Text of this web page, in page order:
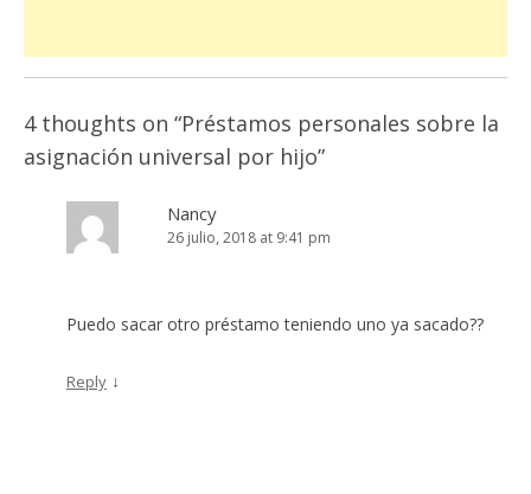
4 thoughts on “Préstamos personales sobre la
asignación universal por hijo”
Nancy
26 julio, 2018 at 9:41 pm
Puedo sacar otro préstamo teniendo uno ya sacado??
Reply ↓